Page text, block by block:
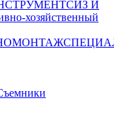
СИЗ И
хозяйственный